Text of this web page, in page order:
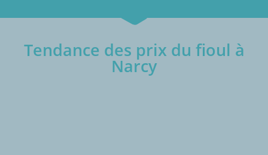
Tendance des prix du fioul à
Narcy